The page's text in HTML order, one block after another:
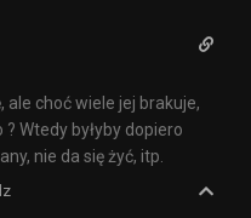
choć wiele jej brakuje,
? Wtedy byłyby dopiero
nie da się żyć, itp.